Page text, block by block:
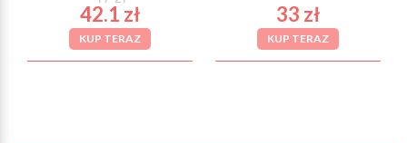
42.1 zł
KUP TERAZ
33 zł
KUP TERAZ